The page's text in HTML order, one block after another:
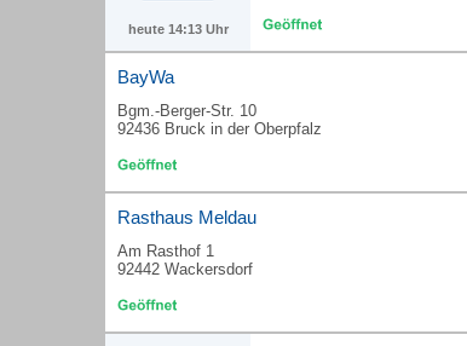
heute 14:13 Uhr
BayWa
Bgm.-Berger-Str. 10
92436 Bruck in der Oberpfalz
Rasthaus Meldau
Am Rasthof 1
92442 Wackersdorf